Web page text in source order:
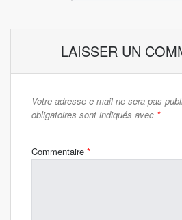
LAISSER UN
Votre adresse e-mail ne sera pas
obligatoires sont indiqués avec *
Commentaire *